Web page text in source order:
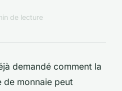
de lecture
demandé comment la
monnaie peut